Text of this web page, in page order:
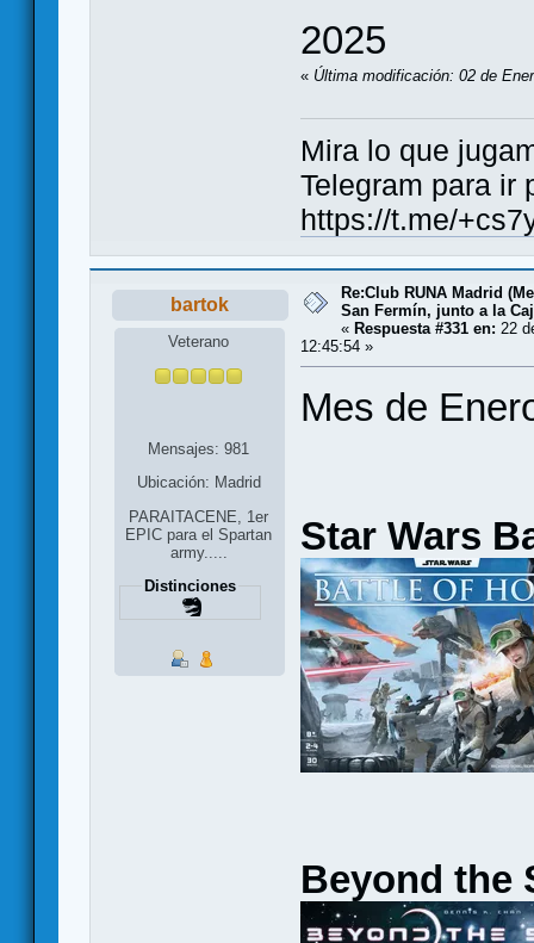
2025
« Última modificación: 02 de
Mira lo que
Telegram para ir
https://t.me/
bartok
Veterano
Mensajes: 981
Ubicación: Madrid
PARAITACENE, 1er
EPIC para el Spartan
army.....
Distinciones
Re:Club RUNA Madrid
San Fermín, junto a la
« Respuesta #331 en: 22
12:45:54 »
Mes de
Star Wars
Beyond the